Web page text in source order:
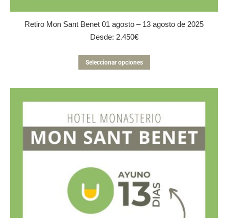
Retiro Mon Sant Benet 01 agosto – 13 agosto de 2025
Desde: 2.450€
Seleccionar opciones
producto
múltiples
variantes.
opciones
se
pueden
elegir
la
página
de
producto